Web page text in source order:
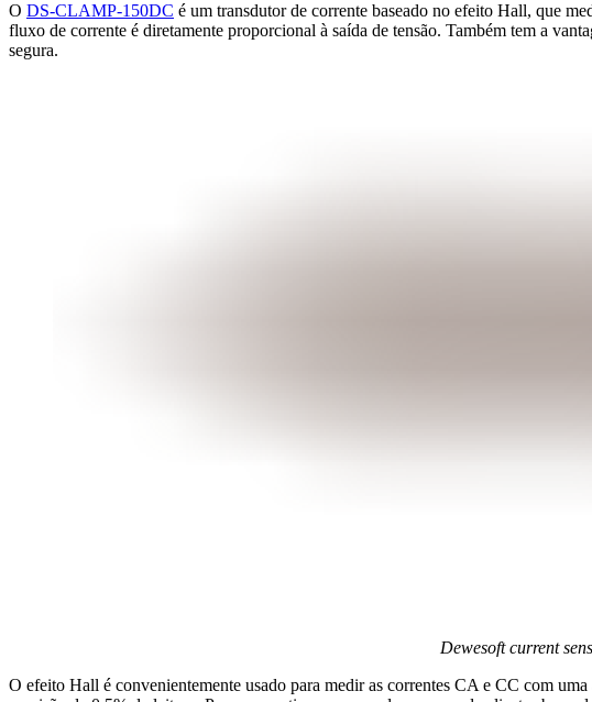
O DS-CLAMP-150DC é um transdutor de corrente baseado no efeito Hall, que
fluxo de corrente é diretamente proporcional à saída de tensão. Também tem a
segura.
Dewesoft current
O efeito Hall é convenientemente usado para medir as correntes CA e CC com